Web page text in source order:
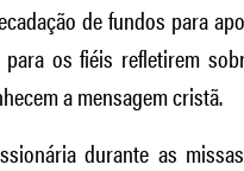
de fundos para
os fiéis refletirem
a mensagem cristã.
durante as